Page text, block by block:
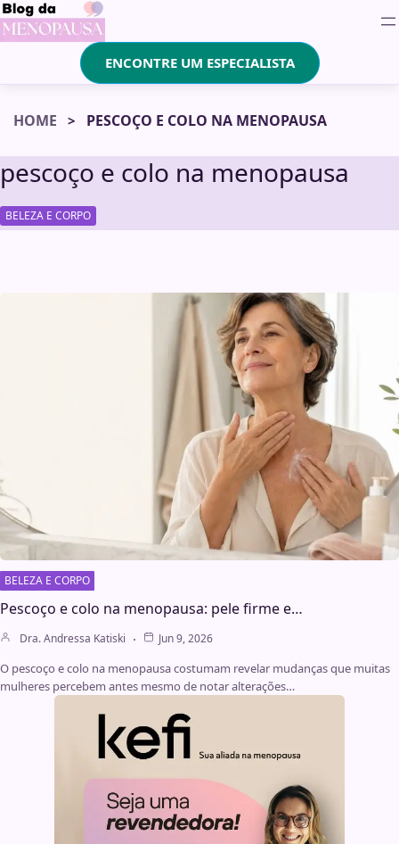
ENCONTRE UM ESPECIALISTA
HOME PESCOÇO E COLO NA MENOPAUSA
pescoço e colo na menopausa
BELEZA E CORPO
BELEZA E CORPO
Pescoço e colo na menopausa: pele firme e…
Dra. Andressa Katiski Jun 9, 2026
O pescoço e colo na menopausa costumam revelar mudanças que muitas
mulheres percebem antes mesmo de notar alterações…